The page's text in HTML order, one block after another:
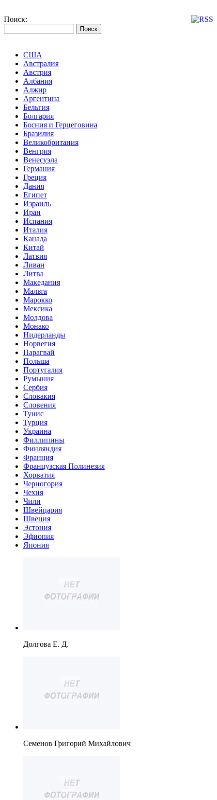
Поиск:
США
Австралия
Австрия
Албания
Алжир
Аргентина
Бельгия
Болгария
Босния и Герцеговина
Бразилия
Великобритания
Венгрия
Венесуэла
Германия
Греция
Дания
Египет
Израиль
Иран
Испания
Италия
Канада
Китай
Латвия
Ливан
Литва
Македания
Мальта
Марокко
Мексика
Молдова
Монако
Нидерланды
Норвегия
Парагвай
Польша
Португалия
Румыния
Сербия
Словакия
Словения
Тунис
Турция
Украина
Филлипины
Финляндия
Франция
Французская Полинезия
Хорватия
Черногория
Чехия
Чили
Швейцария
Швеция
Эстония
Эфиопия
Япония
Долгова Е. Д.
Семенов Григорий Михайлович